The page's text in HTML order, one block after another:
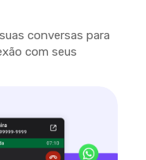
conversas para
com seus